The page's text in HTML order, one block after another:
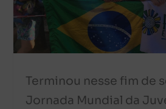
Terminou nesse fim de
Jornada Mundial da